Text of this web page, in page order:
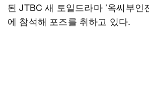
된 JTBC 새 토일드라마 ’옥씨부인
에 참석해 포즈를 취하고 있다.